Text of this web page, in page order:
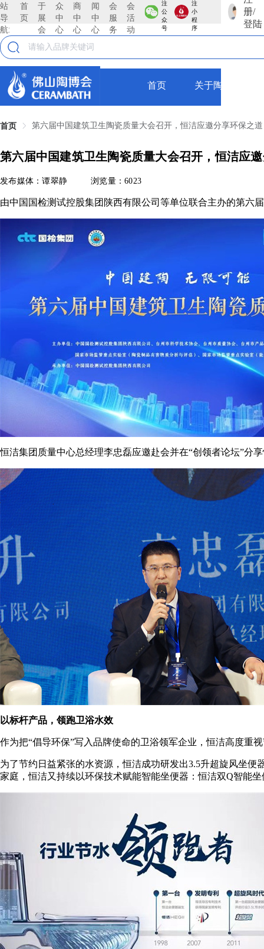
站
导
航:
首
页
于
展
会
众
中
心
商
中
心
闻
中
心
会
服
务
会
活
动
注
公
众
号
注
小
程
序
册/
登陆
首页 关于陶博会
首页 第六届中国建筑卫生陶瓷质量大会召开，恒洁应邀分享环保之道
第六届中国建筑卫生陶瓷质量大会召开，恒洁应
发布媒体：谭翠静 浏览量：6023
由中国国检测试控股集团陕西有限公司等单位联合主办的第六
恒洁集团质量中心总经理李忠磊应邀赴会并在“创领者论坛”分
以标杆产品，领跑卫浴水效
作为把“倡导环保”写入品牌使命的卫浴领军企业，恒洁高度重
为了节约日益紧张的水资源，恒洁成功研发出3.5升超旋风坐
家庭，恒洁又持续以环保技术赋能智能坐便器：恒洁双Q智能